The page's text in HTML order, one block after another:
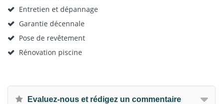
Entretien et dépannage
Garantie décennale
Pose de revêtement
Rénovation piscine
Evaluez-nous et rédigez un commentaire